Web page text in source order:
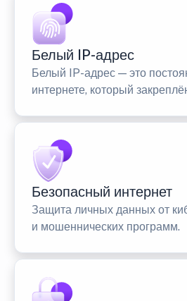
Белый IP-адрес
Белый IP-адрес — это
интернете, который
Безопасный интернет
Защита личных данных от
и мошеннических программ.